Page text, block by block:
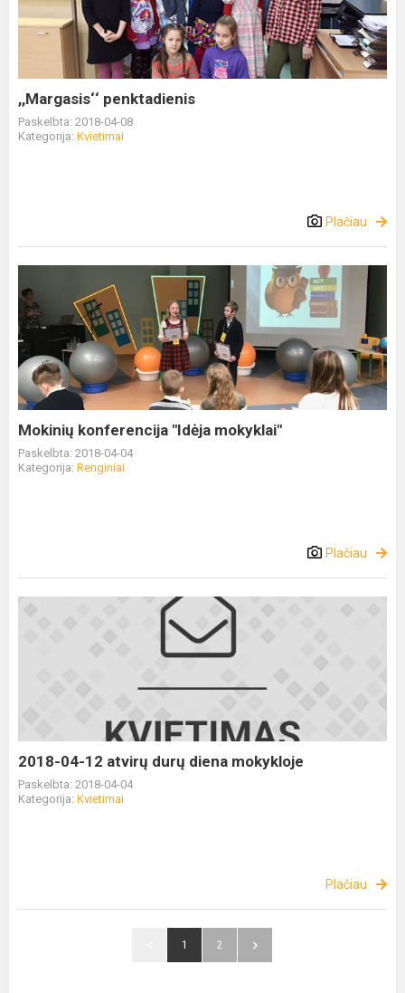
,,Margasis‘‘ penktadienis
Paskelbta: 2018-04-08
Kategorija: Kvietimai
Plačiau
Mokinių konferencija "Idėja mokyklai"
Paskelbta: 2018-04-04
Kategorija: Renginiai
Plačiau
2018-04-12 atvirų durų diena mokykloje
Paskelbta: 2018-04-04
Kategorija: Kvietimai
Plačiau
1 2